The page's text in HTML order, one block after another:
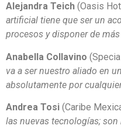
Alejandra Teich (Oasis
artificial tiene que ser un
procesos y disponer de
Anabella Collavino
va a ser nuestro aliado en
absolutamente por
Andrea Tosi (Caribe
las nuevas tecnologías;